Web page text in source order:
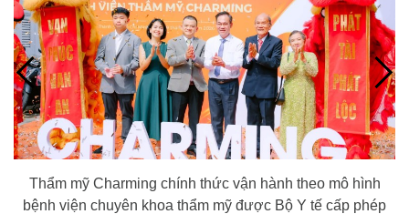
Thẩm mỹ Charming chính thức vận hành theo mô hình
bệnh viện chuyên khoa thẩm mỹ được Bộ Y tế cấp phép